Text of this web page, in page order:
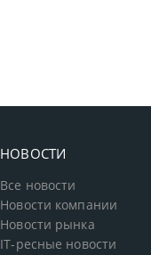
НОВОСТИ
Все новости
Новости компании
Новости рынка
IT-ресные новости